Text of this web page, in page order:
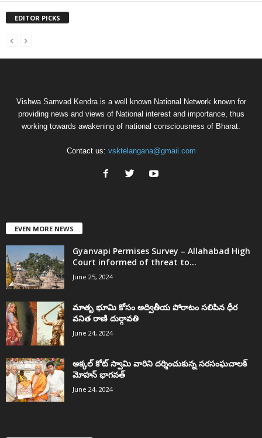
EDITOR PICKS
Vishwa Samvad Kendra is a well known National Network known for
providing news and views of National interest and importance, thus
working towards awakening of national consciousness of Bharat.
Contact us: vsktelangana@gmail.com
EVEN MORE NEWS
Gyanvapi Permises Survey – Allahabad High
Court informed of threat to...
June 25, 2024
మాతృ భూమి కోసం అద్వితీయ పోరాటం సలిపిన ధీర
వనిత రాణి దుర్గావతి
June 24, 2024
అక్కల్‌ కోట్‌ స్వామి వారిని దర్శించుకున్న సరసంఘచాలక్
మోహన్ భాగవత్
June 24, 2024